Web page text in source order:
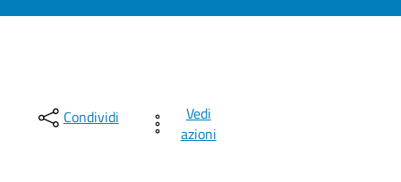
Condividi
Vedi
azioni